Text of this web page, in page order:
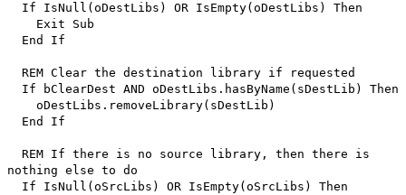
If IsNull(oDestLibs) OR IsEmpty(oDestLibs) Then
Exit Sub
End If
REM Clear the destination library if requested
If bClearDest AND oDestLibs.hasByName(sDestLib) Then
oDestLibs.removeLibrary(sDestLib)
End If
REM If there is no source library, then there is
nothing else to do
If IsNull(oSrcLibs) OR IsEmpty(oSrcLibs) Then